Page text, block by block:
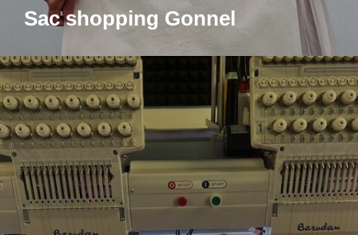
Sac shopping Gonnel